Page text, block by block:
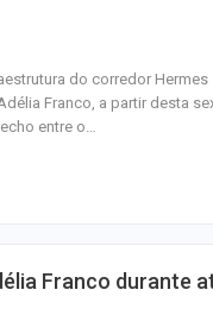
do corredor Hermes
Franco, a partir desta
entre o…
Franco durante